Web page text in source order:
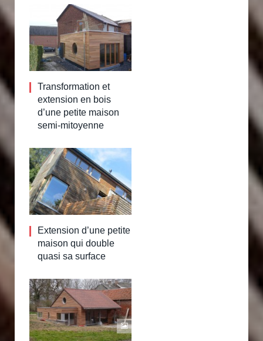
Transformation et
extension en bois
d’une petite maison
semi-mitoyenne
Extension d’une petite
maison qui double
quasi sa surface